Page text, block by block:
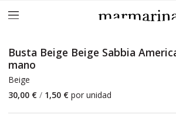
Busta Beige Beige Sabbia
mano
Beige
30,00 € / 1,50 € por unidad